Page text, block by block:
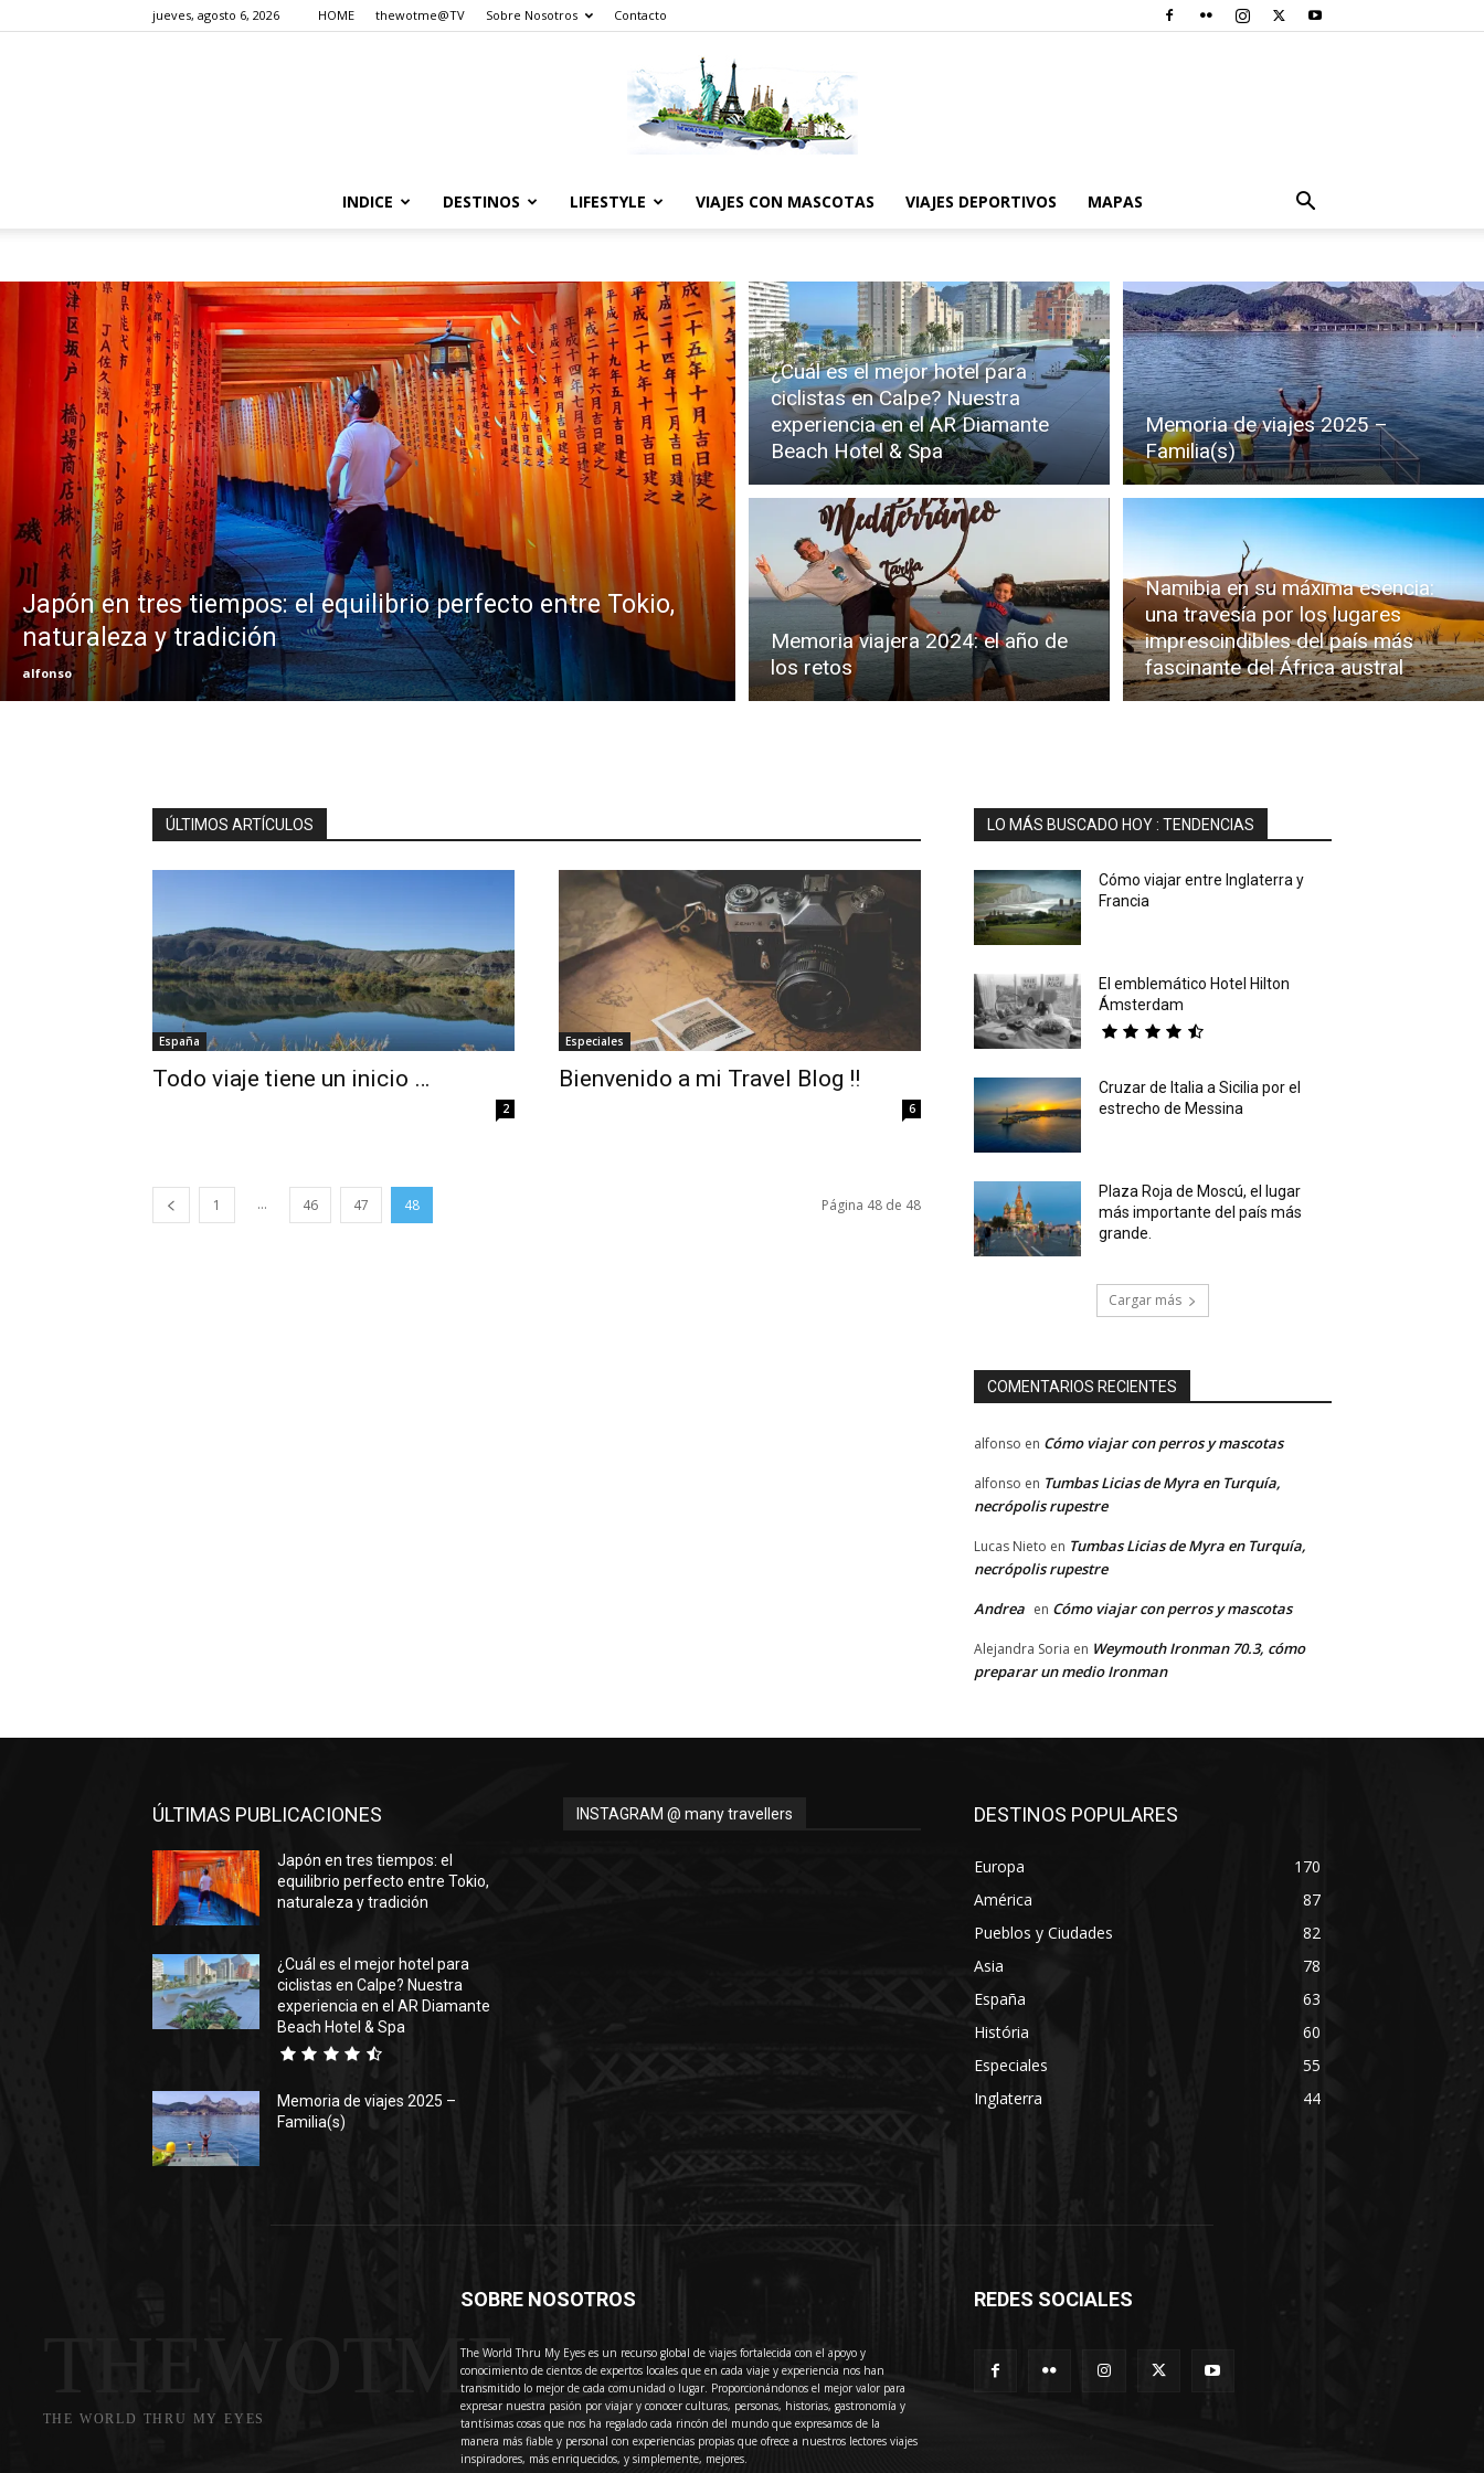
jueves, agosto 6, 2026 HOME thewotme@TV Sobre Nosotros Contacto
World
My
INDICE DESTINOS LIFESTYLE VIAJES CON MASCOTAS VIAJES DEPORTIVOS MAPAS
Japón en tres tiempos: el equilibrio perfecto entre Tokio,
naturaleza y tradición
alfonso
¿Cuál es el mejor hotel para
ciclistas en Calpe? Nuestra
experiencia en el AR Diamante
Beach Hotel & Spa
Memoria de viajes 2025 –
Familia(s)
Memoria viajera 2024: el año de
los retos
Namibia en su máxima esencia:
una travesía por los lugares
imprescindibles del país más
fascinante del África austral
ÚLTIMOS ARTÍCULOS
España
Todo viaje tiene un inicio …
2
Especiales
Bienvenido a mi Travel Blog !!
6
1 ... 46 47 48 Página 48 de 48
LO MÁS BUSCADO HOY : TENDENCIAS
Cómo viajar entre Inglaterra y
Francia
El emblemático Hotel Hilton
Ámsterdam
Cruzar de Italia a Sicilia por el
estrecho de Messina
Plaza Roja de Moscú, el lugar
más importante del país más
grande.
Cargar más
COMENTARIOS RECIENTES
alfonso en Cómo viajar con perros y mascotas
alfonso en Tumbas Licias de Myra en Turquía,
necrópolis rupestre
Lucas Nieto en Tumbas Licias de Myra en Turquía,
necrópolis rupestre
Andrea en Cómo viajar con perros y mascotas
Alejandra Soria en Weymouth Ironman 70.3, cómo
preparar un medio Ironman
ÚLTIMAS PUBLICACIONES
Japón en tres tiempos: el
equilibrio perfecto entre Tokio,
naturaleza y tradición
¿Cuál es el mejor hotel para
ciclistas en Calpe? Nuestra
experiencia en el AR Diamante
Beach Hotel & Spa
Memoria de viajes 2025 –
Familia(s)
INSTAGRAM @ many travellers DESTINOS POPULARES
Europa
170
América
87
Pueblos y Ciudades
82
Asia
78
España
63
História
60
Especiales
55
Inglaterra
44
THEWOTME
THE WORLD THRU MY EYES
SOBRE NOSOTROS
The World Thru My Eyes es un recurso global de viajes fortalecida con el apoyo y
conocimiento de cientos de expertos locales que en cada viaje y experiencia nos han
transmitido lo mejor de cada comunidad o lugar. Proporcionándonos el mejor valor para
expresar nuestra pasión por viajar y conocer culturas, personas, historias, gastronomía y
tantísimas cosas que nos ha regalado cada rincón del mundo que expresamos de la
manera más fiable y personal con experiencias propias que ofrece a nuestros lectores viajes
inspiradores, más enriquecidos, y simplemente, mejores.
REDES SOCIALES